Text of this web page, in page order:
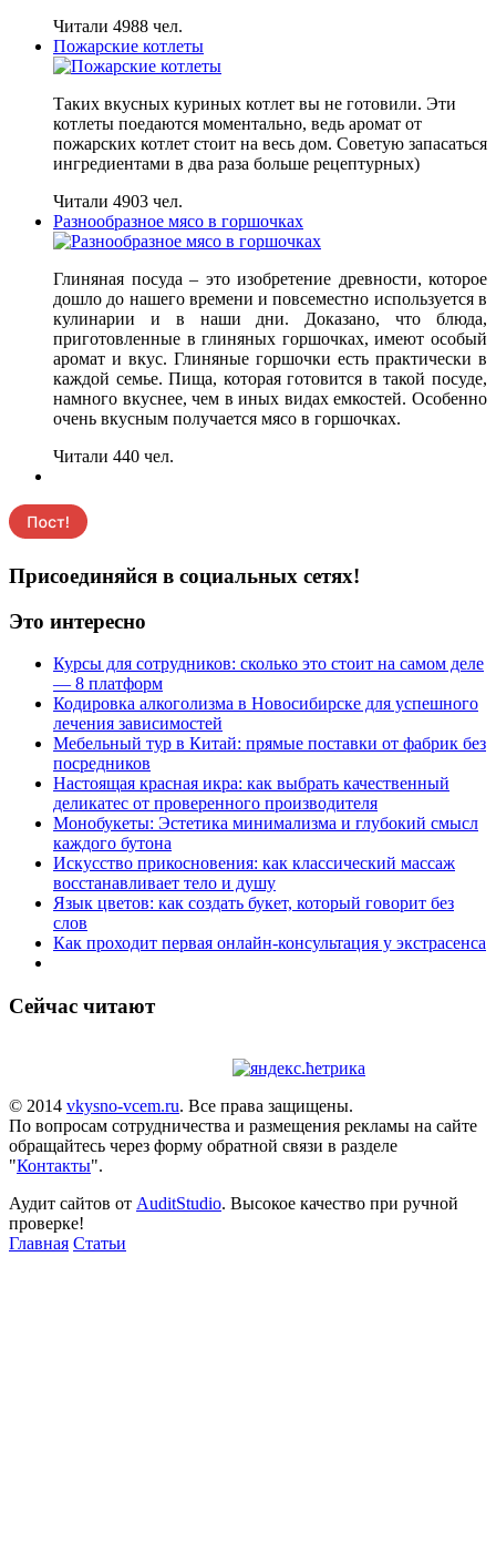
Читали 4988 чел.
Пожарские котлеты
Таких вкусных куриных котлет вы не готовили. Эти
котлеты поедаются моментально, ведь аромат от
пожарских котлет стоит на весь дом. Советую запасаться
ингредиентами в два раза больше рецептурных)
Читали 4903 чел.
Разнообразное мясо в горшочках
Глиняная посуда – это изобретение древности, которое
дошло до нашего времени и повсеместно используется в
кулинарии и в наши дни. Доказано, что блюда,
приготовленные в глиняных горшочках, имеют особый
аромат и вкус. Глиняные горшочки есть практически в
каждой семье. Пища, которая готовится в такой посуде,
намного вкуснее, чем в иных видах емкостей. Особенно
очень вкусным получается мясо в горшочках.
Читали 440 чел.
Присоединяйся в социальных сетях!
Это интересно
Курсы для сотрудников: сколько это стоит на самом деле
— 8 платформ
Кодировка алкоголизма в Новосибирске для успешного
лечения зависимостей
Мебельный тур в Китай: прямые поставки от фабрик без
посредников
Настоящая красная икра: как выбрать качественный
деликатес от проверенного производителя
Монобукеты: Эстетика минимализма и глубокий смысл
каждого бутона
Искусство прикосновения: как классический массаж
восстанавливает тело и душу
Язык цветов: как создать букет, который говорит без
слов
Как проходит первая онлайн-консультация у экстрасенса
Сейчас читают
© 2014 vkysno-vcem.ru. Все права защищены.
По вопросам сотрудничества и размещения рекламы на сайте
обращайтесь через форму обратной связи в разделе
"Контакты".
Аудит сайтов от AuditStudio. Высокое качество при ручной
проверке!
Главная Статьи